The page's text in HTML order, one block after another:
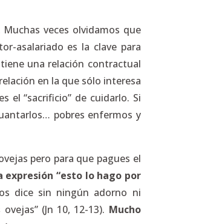
veces olvidamos que
asalariado es la clave para
una relación contractual
en la que sólo interesa
el “sacrificio” de cuidarlo. Si
pobres enfermos y
pero para que pagues el
“esto lo hago por
dice sin ningún adorno ni
(Jn 10, 12-13). Mucho